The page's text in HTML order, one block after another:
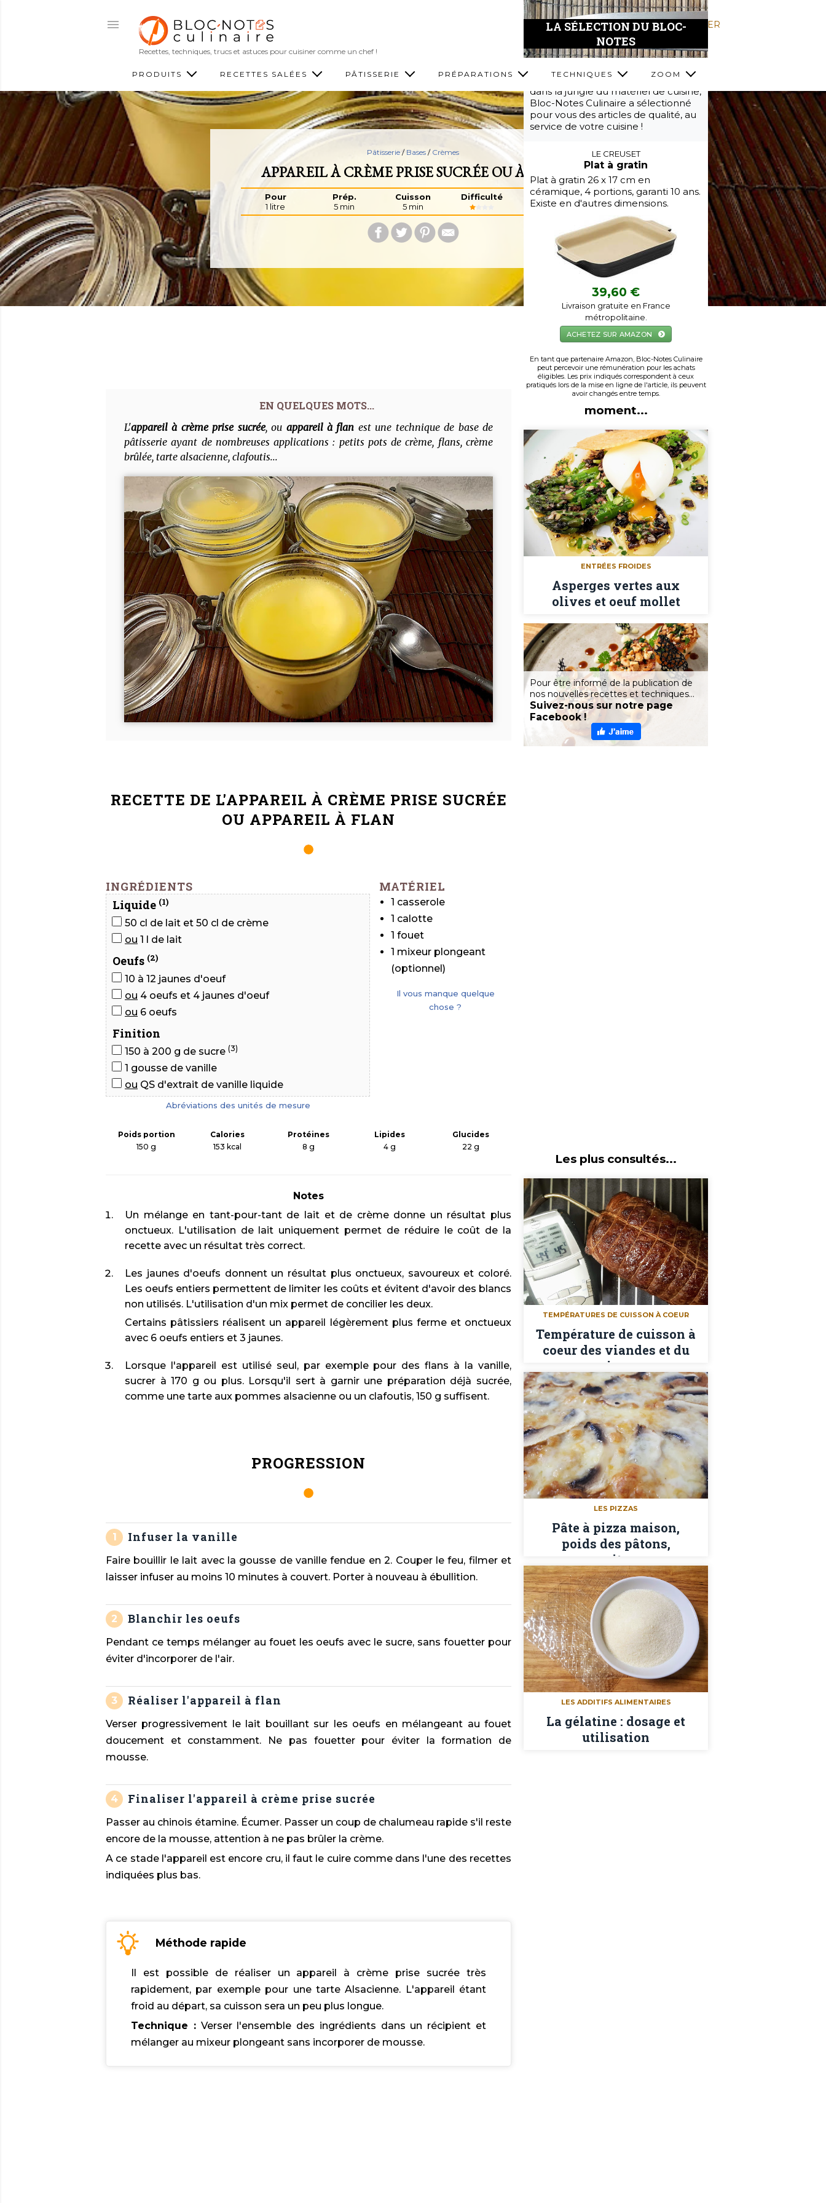
RECHERCHER
Recettes, techniques, trucs et astuces pour cuisiner comme un chef !
PRODUITS RECETTES SALÉES PÂTISSERIE PRÉPARATIONS TECHNIQUES ZOOM
Pâtisserie / Bases / Crèmes
APPAREIL À CRÈME PRISE SUCRÉE OU À FLAN
Pour
1 litre
Prép.
5 min
Cuisson
5 min
Difficulté Coût
L'appareil à crème prise sucrée, ou appareil à flan est une technique de base de
pâtisserie ayant de nombreuses applications : petits pots de crème, flans, crème
brûlée, tarte alsacienne, clafoutis...
RECETTE DE L'APPAREIL À CRÈME PRISE SUCRÉE
OU APPAREIL À FLAN
INGRÉDIENTS
Liquide (1)
50 cl de lait et 50 cl de crème
ou 1 l de lait
Oeufs (2)
10 à 12 jaunes d'oeuf
ou 4 oeufs et 4 jaunes d'oeuf
ou 6 oeufs
Finition
150 à 200 g de sucre (3)
1 gousse de vanille
ou QS d'extrait de vanille liquide
Abréviations des unités de mesure
MATÉRIEL
1 casserole
1 calotte
1 fouet
1 mixeur plongeant
(optionnel)
Il vous manque quelque
chose ?
Poids portion Calories Protéines Lipides
Glucides
150 g
153 kcal 8 g 4 g 22 g
Notes
Un mélange en tant-pour-tant de lait et de crème donne un résultat plus
onctueux. L'utilisation de lait uniquement permet de réduire le coût de la
recette avec un résultat très correct.
Les jaunes d'oeufs donnent un résultat plus onctueux, savoureux et coloré.
Les oeufs entiers permettent de limiter les coûts et évitent d'avoir des blancs
non utilisés. L'utilisation d'un mix permet de concilier les deux.
Certains pâtissiers réalisent un appareil légèrement plus ferme et onctueux
avec 6 oeufs entiers et 3 jaunes.
Lorsque l'appareil est utilisé seul, par exemple pour des flans à la vanille,
sucrer à 170 g ou plus. Lorsqu'il sert à garnir une préparation déjà sucrée,
comme une tarte aux pommes alsacienne ou un clafoutis, 150 g suffisent.
PROGRESSION
Infuser la vanille
Faire bouillir le lait avec la gousse de vanille fendue en 2. Couper le feu, filmer et
laisser infuser au moins 10 minutes à couvert. Porter à nouveau à ébullition.
Blanchir les oeufs
Pendant ce temps mélanger au fouet les oeufs avec le sucre, sans fouetter pour
éviter d'incorporer de l'air.
Réaliser l'appareil à flan
Verser progressivement le lait bouillant sur les oeufs en mélangeant au fouet
doucement et constamment. Ne pas fouetter pour éviter la formation de
mousse.
Finaliser l'appareil à crème prise sucrée
Passer au chinois étamine. Écumer. Passer un coup de chalumeau rapide s'il reste
encore de la mousse, attention à ne pas brûler la crème.
A ce stade l'appareil est encore cru, il faut le cuire comme dans l'une des recettes
indiquées plus bas.
Méthode rapide
Il est possible de réaliser un appareil à crème prise sucrée très
rapidement, par exemple pour une tarte Alsacienne. L'appareil étant
froid au départ, sa cuisson sera un peu plus longue.
Technique :Verser l'ensemble des ingrédients dans un récipient et
mélanger au mixeur plongeant sans incorporer de mousse.
Inspiration du
moment...
ENTRÉES FROIDES
Asperges vertes aux
olives et oeuf mollet
Pour être informé de la publication de
nos nouvelles recettes et techniques...
Suivez-nous sur notre page
Facebook !
Les plus consultés...
TEMPÉRATURES DE CUISSON À COEUR
Température de cuisson à
coeur des viandes et du
poisson
LES PIZZAS
Pâte à pizza maison,
poids des pâtons,
garnitures
LES ADDITIFS ALIMENTAIRES
La gélatine : dosage et
utilisation
LA SÉLECTION DU BLOC-
NOTES
Pour vous aider à vous y retrouver
dans la jungle du matériel de cuisine,
Bloc-Notes Culinaire a sélectionné
pour vous des articles de qualité, au
service de votre cuisine !
LE CREUSET
Plat à gratin
Plat à gratin 26 x 17 cm en
céramique, 4 portions, garanti 10 ans.
Existe en d'autres dimensions.
39,60 €
Livraison gratuite en France
métropolitaine.
ACHETEZ SUR AMAZON
En tant que partenaire Amazon, Bloc-Notes Culinaire
peut percevoir une rémunération pour les achats
éligibles. Les prix indiqués correspondent à ceux
pratiqués lors de la mise en ligne de l'article, ils peuvent
avoir changés entre temps.